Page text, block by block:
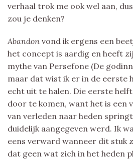
verhaal trok me ook wel aan,
zou je denken?
Abandon vond ik ergens een
het concept is aardig en heeft
mythe van Persefone (De
maar dat wist ik er in de eerste
echt uit te halen. Die eerste
door te komen, want het is een
van verleden naar heden
duidelijk aangegeven werd. Ik
eens verward wanneer dit stuk
dat geen wat zich in het heden